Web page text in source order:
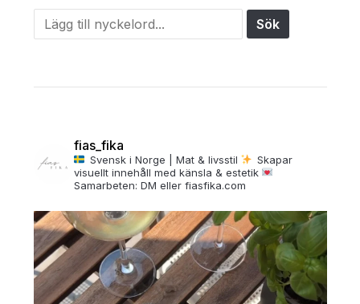
fias_fika
Svensk i Norge | Mat & livsstil
Skapar
visuellt innehåll med känsla & estetik
Samarbeten: DM eller fiasfika.com